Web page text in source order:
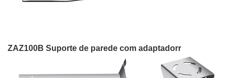
ZAZ100B Suporte de parede com adaptadorr